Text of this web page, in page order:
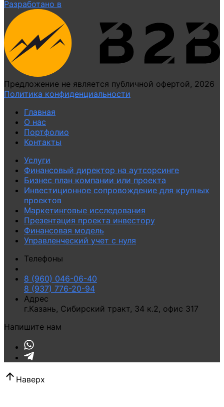
Разработано в
Предложение не является публичной офертой, 2026
Политика конфиденциальности
Главная
О нас
Портфолио
Контакты
Услуги
Финансовый директор на аутсорсинге
Бизнес план компании или проекта
Инвестиционное сопровождение для крупных
проектов
Маркетинговые исследования
Презентация проекта инвестору
Финансовая модель
Управленческий учет с нуля
Телефоны
8 (960) 046-06-40
8 (937) 776-20-94
Адрес
г.Казань, Сибирский тракт, 34 к.2, офис 317
Напишите нам
Наверх